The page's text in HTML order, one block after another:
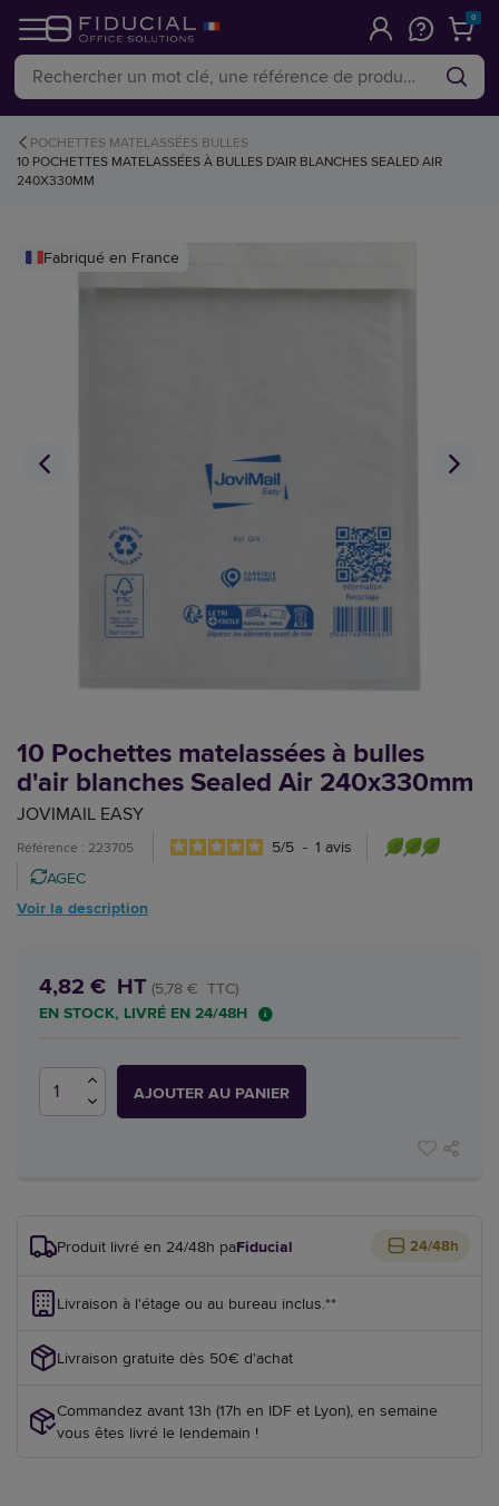
0
POCHETTES MATELASSÉES BULLES
10 POCHETTES MATELASSÉES À BULLES D'AIR BLANCHES SEALED AIR
240X330MM
Fabriqué en France
10 Pochettes matelassées à bulles
d'air blanches Sealed Air 240x330mm
JOVIMAIL EASY
Référence : 223705 5/5 - 1 avis
AGEC
Voir la description
4,82 € HT (5,78 € TTC)
EN STOCK, LIVRÉ EN 24/48H
AJOUTER AU PANIER
Produit livré en 24/48h parFiducial 24/48h
Livraison à l'étage ou au bureau inclus.**
Livraison gratuite dès 50€ d'achat
Commandez avant 13h (17h en IDF et Lyon), en semaine
vous êtes livré le lendemain !